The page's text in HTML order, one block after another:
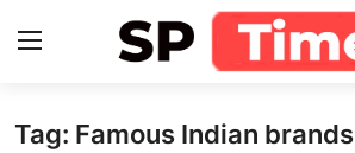
Login Register
Tag: Famous Indian brands